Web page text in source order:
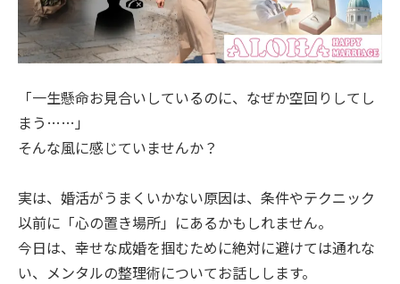
「一生懸命お見合いしているのに、なぜか空回りしてし
まう……」
そんな風に感じていませんか？
実は、婚活がうまくいかない原因は、条件やテクニック
以前に「心の置き場所」にあるかもしれません。
今日は、幸せな成婚を掴むために絶対に避けては通れな
い、メンタルの整理術についてお話しします。